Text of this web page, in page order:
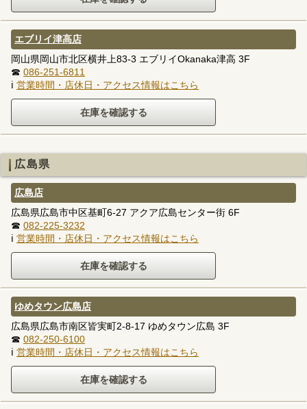
エブリイ津高店
岡山県岡山市北区横井上83-3 エブリイOkanaka津高 3F
☎ 086-251-6811
ℹ 営業時間・店休日・アクセス情報はこちら
広島県
広島店
広島県広島市中区基町6-27 アクア広島センター街 6F
☎ 082-225-3232
ℹ 営業時間・店休日・アクセス情報はこちら
ゆめタウン広島店
広島県広島市南区皆実町2-8-17 ゆめタウン広島 3F
☎ 082-250-6100
ℹ 営業時間・店休日・アクセス情報はこちら